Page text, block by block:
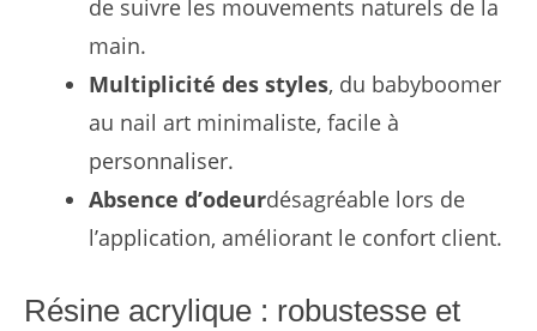
de suivre les mouvements naturels de la
main.
Multiplicité des styles, du babyboomer
au nail art minimaliste, facile à
personnaliser.
Absence d’odeurdésagréable lors de
l’application, améliorant le confort client.
Résine acrylique : robustesse et